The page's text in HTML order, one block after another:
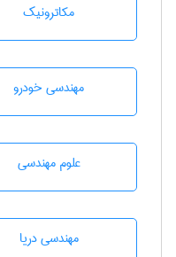
مکاترونیک
مهندسی خودرو
علوم مهندسی
مهندسی دریا